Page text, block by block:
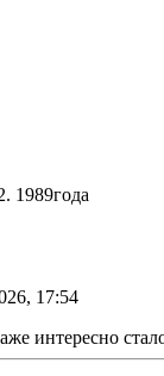
1989года
17:54
интересно